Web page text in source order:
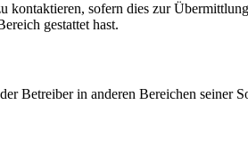
kontaktieren, sofern dies zur
gestattet hast.
Betreiber in anderen Bereichen seiner